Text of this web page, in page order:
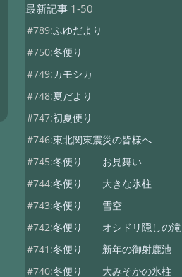
最新記事1-50
#789:ふゆだより
#750:冬便り
#749:カモシカ
#748:夏だより
#747:初夏便り
#746:東北関東震災の皆様へ
#745:冬便り お見舞い
#744:冬便り 大きな氷柱
#743:冬便り 雪空
#742:冬便り オシドリ隠しの滝
#741:冬便り 新年の御射鹿池
#740:冬便り 大みそかの氷柱